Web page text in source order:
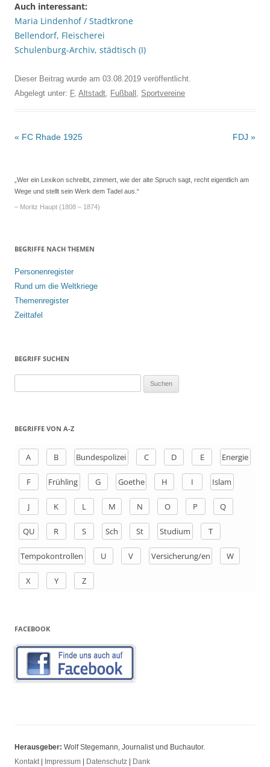
Auch interessant:
Maria Lindenhof / Stadtkrone
Bellendorf, Fleischerei
Schulenburg-Archiv, städtisch (I)
Dieser Beitrag wurde am 03.08.2019 veröffentlicht.
Abgelegt unter: F, Altstadt, Fußball , Sportvereine
Beitrags-
« FC Rhade 1925 FDJ »
„Wer ein Lexikon schreibt, zimmert, wie der alte Spruch sagt, recht eigentlich am
Wege und stellt sein Werk dem Tadel aus.“
– Moritz Haupt (1808 – 1874)
BEGRIFFE NACH THEMEN
Personenregister
Rund um die Weltkriege
Themenregister
Zeittafel
BEGRIFF SUCHEN
h
BEGRIFFE VON A-Z
A B Bundespolizei C D E Energie
F Frühling G Goethe H I Islam
J K L M N O P Q
QU R S Sch St Studium T
Tempokontrollen U V Versicherung/en W
X Y Z
FACEBOOK
Herausgeber: Wolf Stegemann, Journalist und Buchautor.
Kontakt| Impressum Datenschutz Dank